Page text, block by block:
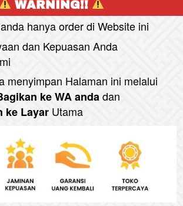
WARNING!!
hanya order di Website ini
dan Kepuasan Anda
menyimpan Halaman ini melalui
ke WA andadan
ke Layar Utama